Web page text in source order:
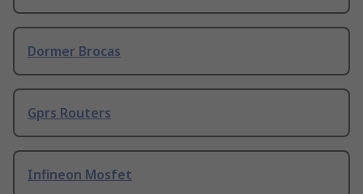
Dormer Brocas
Gprs Routers
Infineon Mosfet